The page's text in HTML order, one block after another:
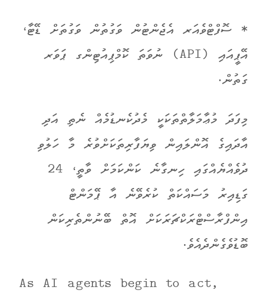
* ސޮފްޓްވެއަރ އެޖެންޓުން ވަގުތުން ވަގުތަށް ޑޭޓާ،
އޭޕީއައި (API) ނުވަތަ ކޮމްޕިއުޓިންގ ޕަވަރ
ގަތުން.
މިފަދަ މުޢާމަލާތްތަކަކީ މެދުކެނޑުމެއް ނެތި އަދި
އާދައިގެ އޮންލައިން ވިޔަފާރިތަކަށްވުރެ މާ ހަލުވި
ދުވެއްޔެއްގައި ހިނގާނެ ކަންކަމަށް ވާތީ، 24
ގަޑިއިރު މަސައްކަތް ކުރެވޭނެ އާ ޕޭމަންޓް
އިންފްރާސްޓްރަކްޗަރަކަށް އޮތް ބޭނުންތެރިކަން
ބޮޑުވެގެންދެއެވެ.
As AI agents begin to act,